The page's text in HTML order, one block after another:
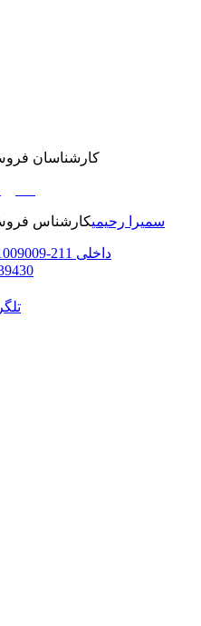
کارشناسان
سمیرا رحیمیکارشناس
داخلی 211-212